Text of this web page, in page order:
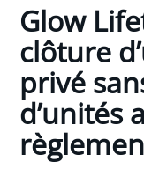
Glow
clôture
privé
d’unités